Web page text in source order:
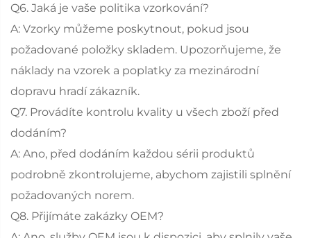
Q6. Jaká je vaše politika vzorkování?
A: Vzorky můžeme poskytnout, pokud jsou
požadované položky skladem. Upozorňujeme, že
náklady na vzorek a poplatky za mezinárodní
dopravu hradí zákazník.
Q7. Provádíte kontrolu kvality u všech zboží před
dodáním?
A: Ano, před dodáním každou sérii produktů
podrobně zkontrolujeme, abychom zajistili splnění
požadovaných norem.
Q8. Přijímáte zakázky OEM?